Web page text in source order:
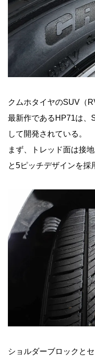
クムホタイヤのSUV（
最新作であるHP71は、
して開発されている。
まず、トレッド面は接
と5ピッチデザインを採
ショルダーブロックと